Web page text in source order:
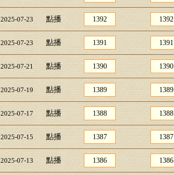
2025-07-23 點播 1392 1392
2025-07-23 點播 1391 1391
2025-07-21 點播 1390 1390
2025-07-19 點播 1389 1389
2025-07-17 點播 1388 1388
2025-07-15 點播 1387 1387
2025-07-13 點播 1386 1386